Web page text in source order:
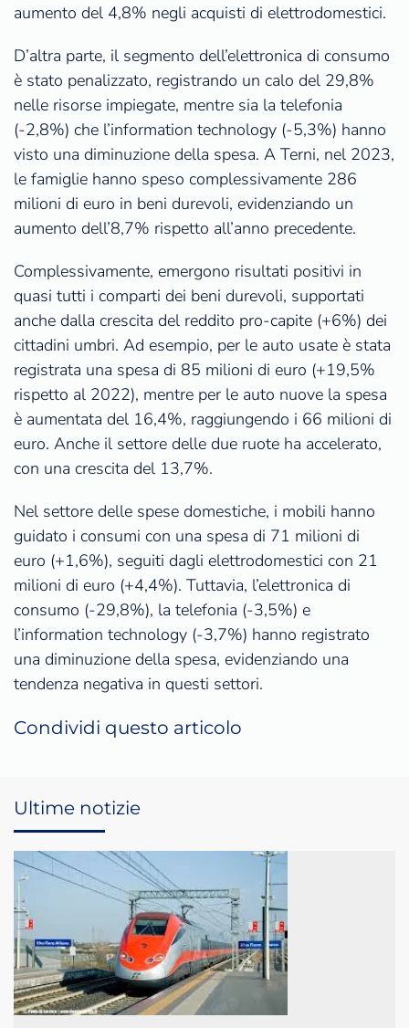
aumento del 4,8% negli acquisti di elettrodomestici.
D’altra parte, il segmento dell’elettronica di consumo
è stato penalizzato, registrando un calo del 29,8%
nelle risorse impiegate, mentre sia la telefonia
(-2,8%) che l’information technology (-5,3%) hanno
visto una diminuzione della spesa. A Terni, nel 2023,
le famiglie hanno speso complessivamente 286
milioni di euro in beni durevoli, evidenziando un
aumento dell’8,7% rispetto all’anno precedente.
Complessivamente, emergono risultati positivi in
quasi tutti i comparti dei beni durevoli, supportati
anche dalla crescita del reddito pro-capite (+6%) dei
cittadini umbri. Ad esempio, per le auto usate è stata
registrata una spesa di 85 milioni di euro (+19,5%
rispetto al 2022), mentre per le auto nuove la spesa
è aumentata del 16,4%, raggiungendo i 66 milioni di
euro. Anche il settore delle due ruote ha accelerato,
con una crescita del 13,7%.
Nel settore delle spese domestiche, i mobili hanno
guidato i consumi con una spesa di 71 milioni di
euro (+1,6%), seguiti dagli elettrodomestici con 21
milioni di euro (+4,4%). Tuttavia, l’elettronica di
consumo (-29,8%), la telefonia (-3,5%) e
l’information technology (-3,7%) hanno registrato
una diminuzione della spesa, evidenziando una
tendenza negativa in questi settori.
Condividi questo articolo
Ultime notizie